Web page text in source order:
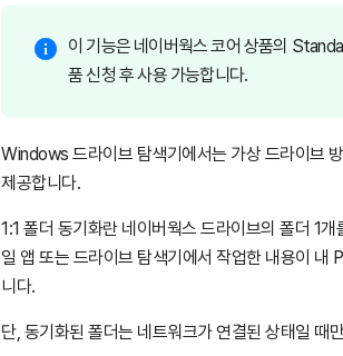
이 기능은 네이버웍스 코어 상품의
품 신청 후 사용 가능합니다.
Windows 드라이브 탐색기에서는 가상 드라이브
제공합니다.
1:1 폴더 동기화란 네이버웍스 드라이브의 폴더 1
일 앱 또는 드라이브 탐색기에서 작업한 내용이 내
니다.
단, 동기화된 폴더는 네트워크가 연결된 상태일 때